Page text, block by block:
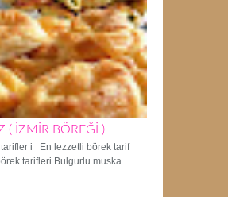
( İZMİR BÖREĞİ )
i En lezzetli börek tarif
tarifleri Bulgurlu muska